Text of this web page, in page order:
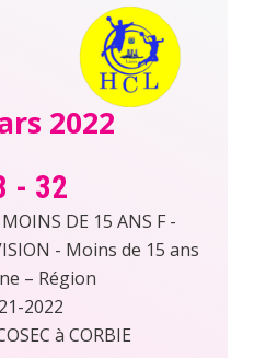
2022
- 32
DE 15 ANS F -
- Moins de 15 ans
– Région
2022
à CORBIE